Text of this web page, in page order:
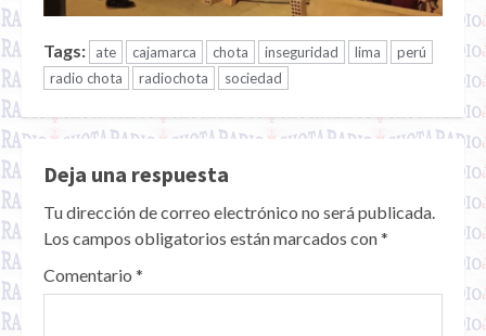
Tags: ate cajamarca chota inseguridad lima
perú
radio chota
radiochota sociedad
Deja una respuesta
Tu dirección de correo electrónico no será publicada.
Los campos obligatorios están marcados con*
Comentario *